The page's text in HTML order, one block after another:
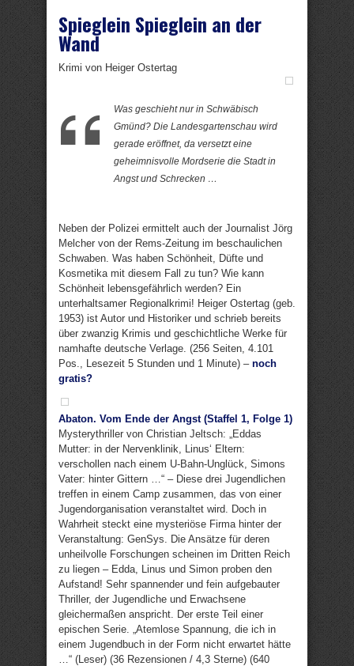
Spieglein Spieglein an der
Wand
Krimi von Heiger Ostertag
Was geschieht nur in Schwäbisch
Gmünd? Die Landesgartenschau wird
gerade eröffnet, da versetzt eine
geheimnisvolle Mordserie die Stadt in
Angst und Schrecken …
Neben der Polizei ermittelt auch der Journalist Jörg
Melcher von der Rems-Zeitung im beschaulichen
Schwaben. Was haben Schönheit, Düfte und
Kosmetika mit diesem Fall zu tun? Wie kann
Schönheit lebensgefährlich werden? Ein
unterhaltsamer Regionalkrimi! Heiger Ostertag (geb.
1953) ist Autor und Historiker und schrieb bereits
über zwanzig Krimis und geschichtliche Werke für
namhafte deutsche Verlage. (256 Seiten, 4.101
Pos., Lesezeit 5 Stunden und 1 Minute) – noch
gratis?
Abaton. Vom Ende der Angst (Staffel 1, Folge 1)
Mysterythriller von Christian Jeltsch: „Eddas
Mutter: in der Nervenklinik, Linus‘ Eltern:
verschollen nach einem U-Bahn-Unglück, Simons
Vater: hinter Gittern …“ – Diese drei Jugendlichen
treffen in einem Camp zusammen, das von einer
Jugendorganisation veranstaltet wird. Doch in
Wahrheit steckt eine mysteriöse Firma hinter der
Veranstaltung: GenSys. Die Ansätze für deren
unheilvolle Forschungen scheinen im Dritten Reich
zu liegen – Edda, Linus und Simon proben den
Aufstand! Sehr spannender und fein aufgebauter
Thriller, der Jugendliche und Erwachsene
gleichermaßen anspricht. Der erste Teil einer
epischen Serie. „Atemlose Spannung, die ich in
einem Jugendbuch in der Form nicht erwartet hätte
…“ (Leser) (36 Rezensionen / 4,3 Sterne) (640